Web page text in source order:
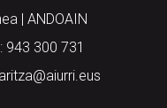
| ANDOAIN
943 300 731